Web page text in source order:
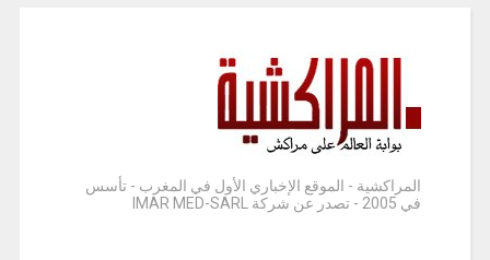
المراكشية - الموقع الإخباري الأول في المغرب - تأسس
في 2005 - تصدر عن شركة IMAR MED-SARL